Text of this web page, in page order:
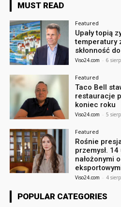
MUST READ
Featured
Upały topią
temperatury
skłonność
Viso24.com - 6
Featured
Taco Bell
restauracje
koniec roku
Viso24.com - 5
Featured
Rośnie
przemysł.
nałożonymi
Viso24.com - 4
POPULAR CATEGORIES